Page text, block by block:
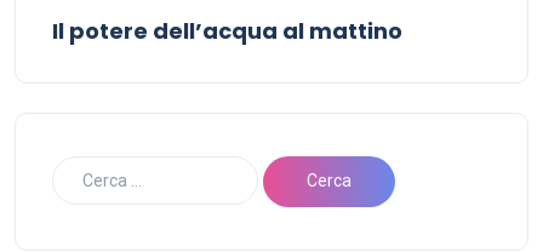
Il potere dell’acqua al mattino